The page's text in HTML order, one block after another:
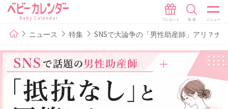
ニュース 特集 SNSで大論争の「男性助産師」アリ？ナ